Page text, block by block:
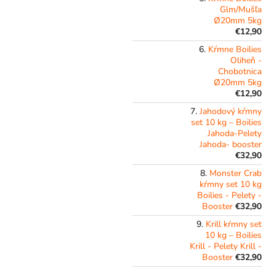
Glm/Mušľa
Ø20mm 5kg
€12,90
Kŕmne Boilies
Oliheň -
Chobotnica
Ø20mm 5kg
€12,90
Jahodový kŕmny
set 10 kg – Boilies
Jahoda-Pelety
Jahoda- booster
€32,90
Monster Crab
kŕmny set 10 kg
Boilies - Pelety -
Booster €32,90
Krill kŕmny set
10 kg – Boilies
Krill - Pelety Krill -
Booster €32,90